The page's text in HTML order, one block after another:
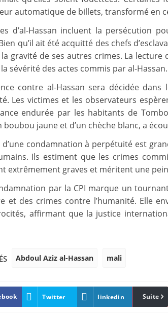
automatique de billets, transformé en
d’al-Hassan incluent la persécution
qu’il ait été acquitté des chefs
gravité de ses autres crimes. La
sévérité des actes commis par al-Hassan.
contre al-Hassan sera décidée
Les victimes et les observateurs
endurée par les habitants de
boubou jaune et d’un chèche blanc, a
d’une condamnation à perpétuité est
Ils estiment que les crimes
extrêmement graves et méritent une
par la CPI marque un
et des crimes contre l’humanité. Elle
affirmant que la justice
Abdoul Aziz al-Hassan mali
Twitter linkedin Suite